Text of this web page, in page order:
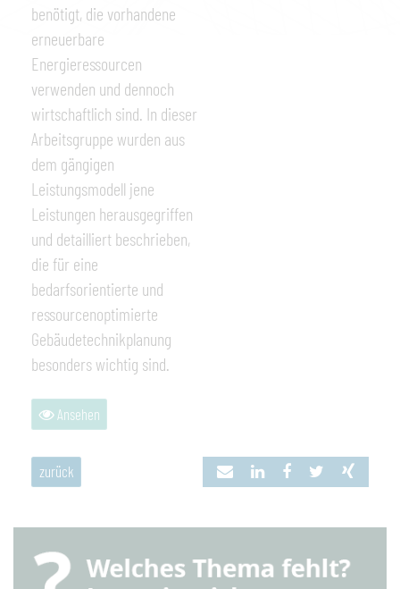
benötigt, die vorhandene
erneuerbare
Energieressourcen
verwenden und dennoch
wirtschaftlich sind. In dieser
Arbeitsgruppe wurden aus
dem gängigen
Leistungsmodell jene
Leistungen herausgegriffen
und detailliert beschrieben,
die für eine
bedarfsorientierte und
ressourcenoptimierte
Gebäudetechnikplanung
besonders wichtig sind.
Ansehen
zurück